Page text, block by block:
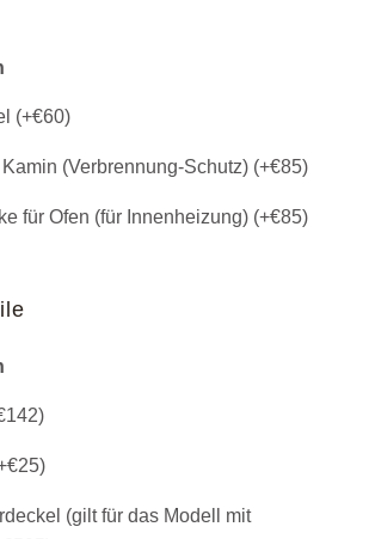
(+€60)
(Verbrennung-Schutz) (+€85)
für Ofen (für Innenheizung) (+€85)
142)
€25)
(gilt für das Modell mit